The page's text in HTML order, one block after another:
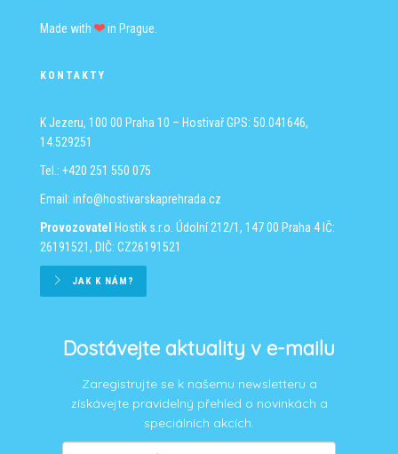
Made with in Prague.
KONTAKTY
K Jezeru, 100 00 Praha 10 – HostivařGPS: 50.041646,
14.529251
Tel.: +420 251 550 075
Email: info@hostivarskaprehrada.cz
Provozovatel
Hostik s.r.o. Údolní 212/1, 147 00 Praha 4 IČ:
26191521, DIČ: CZ26191521
JAK K NÁM?
Dostávejte aktuality v e-mailu
Zaregistrujte se k našemu newsletteru a
získávejte pravidelný přehled o novinkách a
speciálních akcích.